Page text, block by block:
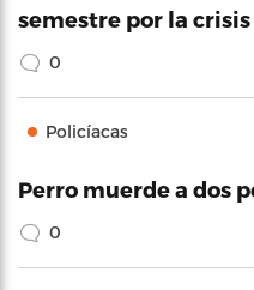
semestre por la crisis
0
Policíacas
Perro muerde a dos
0